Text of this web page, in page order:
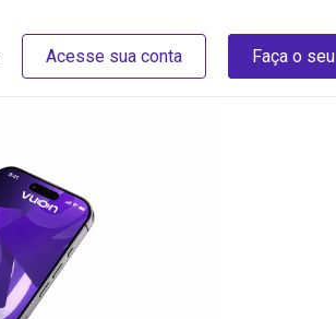
Acesse sua conta Faça o seu